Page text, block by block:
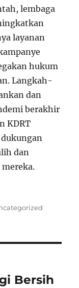
lembaga
layanan
hukum
Langkah-
dan
berakhir
KDRT
dan
Bersih